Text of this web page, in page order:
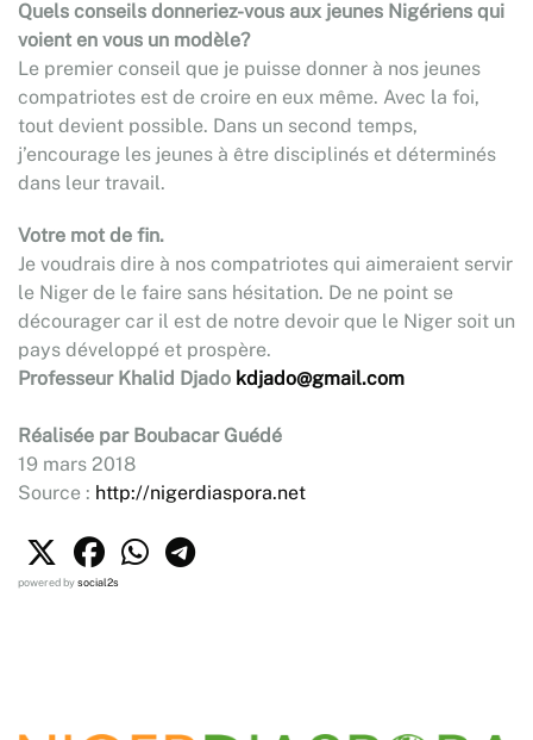
Quels conseils donneriez-vous aux jeunes Nigériens qui
voient en vous un modèle?
Le premier conseil que je puisse donner à nos jeunes
compatriotes est de croire en eux même. Avec la foi,
tout devient possible. Dans un second temps,
j’encourage les jeunes à être disciplinés et déterminés
dans leur travail.
Votre mot de fin.
Je voudrais dire à nos compatriotes qui aimeraient servir
le Niger de le faire sans hésitation. De ne point se
décourager car il est de notre devoir que le Niger soit un
pays développé et prospère.
Professeur Khalid Djado kdjado@gmail.com
Réalisée par Boubacar Guédé
19 mars 2018
Source : http://nigerdiaspora.net
powered bysocial2s